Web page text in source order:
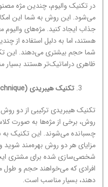
در تکنیک والیوم، چندین مژه
می‌شود. این روش به شما این
جذاب ایجاد کنید. مژه‌های والیوم
هستند، اما به دلیل استفاده از
شما حجم بیشتری می‌دهند. این
ظاهری دراماتیک‌تر هستند
تکنیک هیبریدی (Hybrid Technique)
تکنیک هیبریدی ترکیبی از دو
روش، برخی از مژه‌ها به صورت
چسبانده می‌شوند. این تکنیک به
مزایای هر دو روش بهره‌مند
شخصی‌سازی شده برای مشتری
افرادی که می‌خواهند حجم و طول
دهند، بسیار مناسب است.